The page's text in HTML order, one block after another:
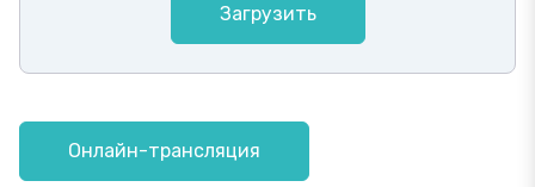
Загрузить
Онлайн-трансляция